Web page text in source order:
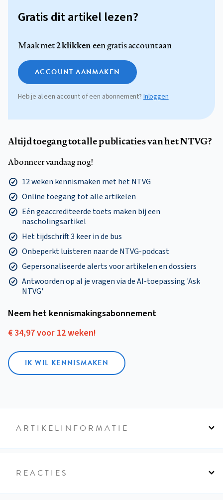
Gratis dit artikel lezen?
Maak met2 klikkeneen gratis account aan
ACCOUNT AANMAKEN
Heb je al een account of een abonnement? Inloggen
Altijd toegang tot alle publicaties van het NTVG?
Abonneer vandaag nog!
12 weken kennismaken met het NTVG
Online toegang tot alle artikelen
Eén geaccrediteerde toets maken bij een
nascholingsartikel
Het tijdschrift 3 keer in de bus
Onbeperkt luisteren naar de NTVG-podcast
Gepersonaliseerde alerts voor artikelen en dossiers
Antwoorden op al je vragen via de AI-toepassing 'Ask
NTVG'
Neem het kennismakings­abonnement
€ 34,97 voor 12 weken!
IK WIL KENNISMAKEN
ARTIKELINFORMATIE
REACTIES